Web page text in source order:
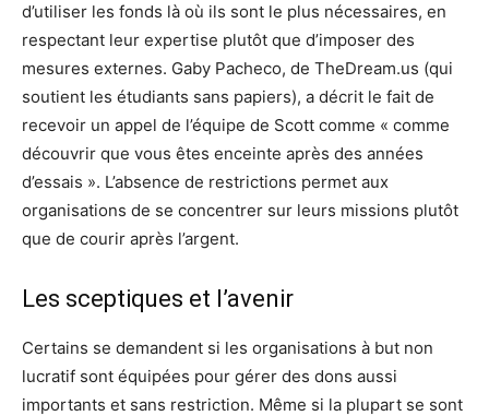
d’utiliser les fonds là où ils sont le plus nécessaires, en
respectant leur expertise plutôt que d’imposer des
mesures externes. Gaby Pacheco, de TheDream.us (qui
soutient les étudiants sans papiers), a décrit le fait de
recevoir un appel de l’équipe de Scott comme « comme
découvrir que vous êtes enceinte après des années
d’essais ». L’absence de restrictions permet aux
organisations de se concentrer sur leurs missions plutôt
que de courir après l’argent.
Les sceptiques et l’avenir
Certains se demandent si les organisations à but non
lucratif sont équipées pour gérer des dons aussi
importants et sans restriction. Même si la plupart se sont